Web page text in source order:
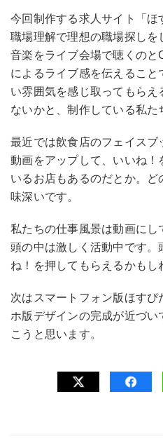
今回制作する求人サイト「ほ
職場理解で理想の職場探しを
音楽をライブ会場で聴くの
によるライブ感を伝えるこ
い雰囲気を感じ取ってもら
ないかと、制作している私た
最近では飲食店のフェイス
動画をアップして、いいね！
いるお店もあるのだとか。
味深いです。
私たちの仕事風景は動画にし
頭の中は激しく活動中です。
ね！を押してもらえるかもし
次はスマートフォン版ほす
ホ版デザインの完成が近づ
こうと思います。